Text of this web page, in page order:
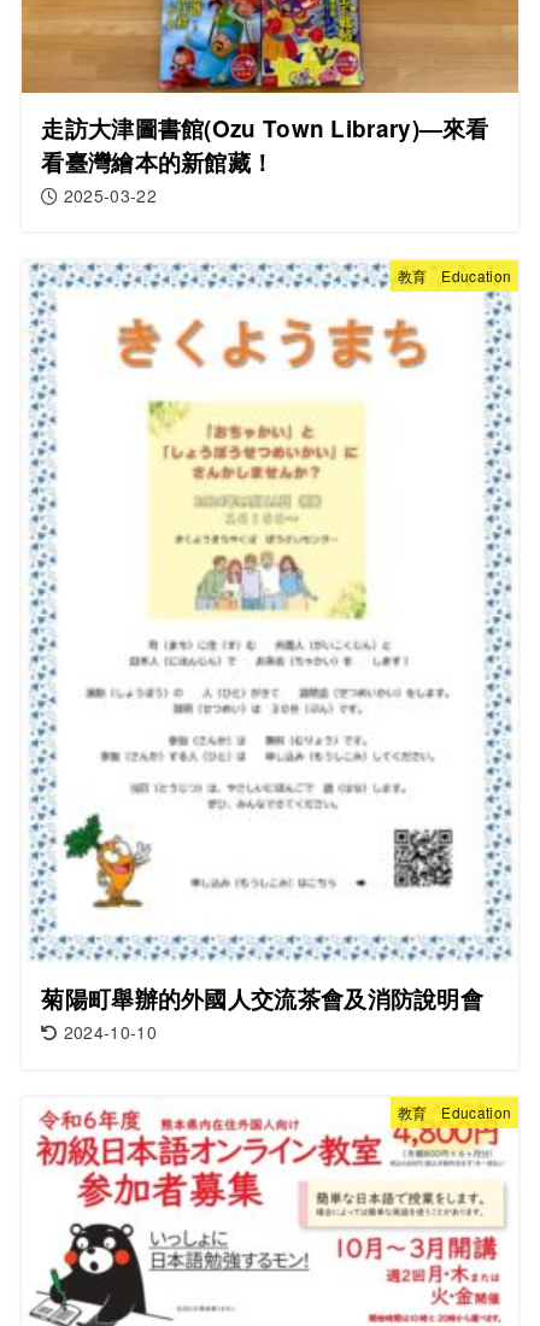
走訪大津圖書館(Ozu Town Library)—來看
看臺灣繪本的新館藏！
2025-03-22
教育 Education
菊陽町舉辦的外國人交流茶會及消防說明會
2024-10-10
教育 Education